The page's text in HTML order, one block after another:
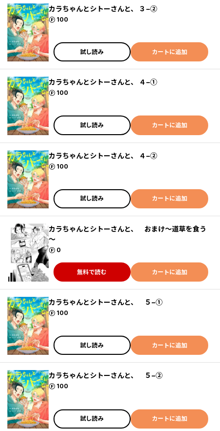
カラちゃんとシトーさんと、 ３−②
100
ポイント
試し読み カートに追加
カラちゃんとシトーさんと、 ４−①
100
ポイント
試し読み カートに追加
カラちゃんとシトーさんと、 ４−②
100
ポイント
試し読み カートに追加
カラちゃんとシトーさんと、 おまけ～道草を食う
～
0
ポイント
無料で読む カートに追加
カラちゃんとシトーさんと、 ５−①
100
ポイント
試し読み カートに追加
カラちゃんとシトーさんと、 ５−②
100
ポイント
試し読み カートに追加